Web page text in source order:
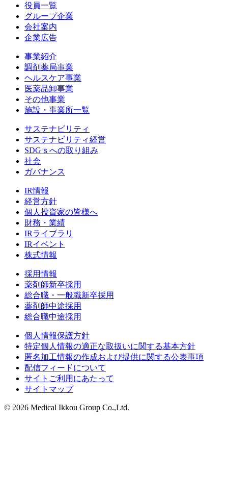
役員一覧
グループ企業
会社案内
企業広告
事業紹介
調剤薬局事業
ヘルスケア事業
医薬品卸事業
その他事業
施設・事業所一覧
サステナビリティ
サステナビリティ経営
SDGｓへの取り組み
社会
ガバナンス
IR情報
経営方針
個人投資家の皆様へ
財務・業績
IRライブラリ
IRイベント
株式情報
採用情報
薬剤師新卒採用
総合職・一般職新卒採用
薬剤師中途採用
総合職中途採用
個人情報保護方針
特定個人情報の適正な取扱いに関する基本方針
匿名加工情報の作成および提供に関する公表事項
配信フィードについて
サイトご利用にあたって
サイトマップ
© 2026 Medical Ikkou Group Co.,Ltd.